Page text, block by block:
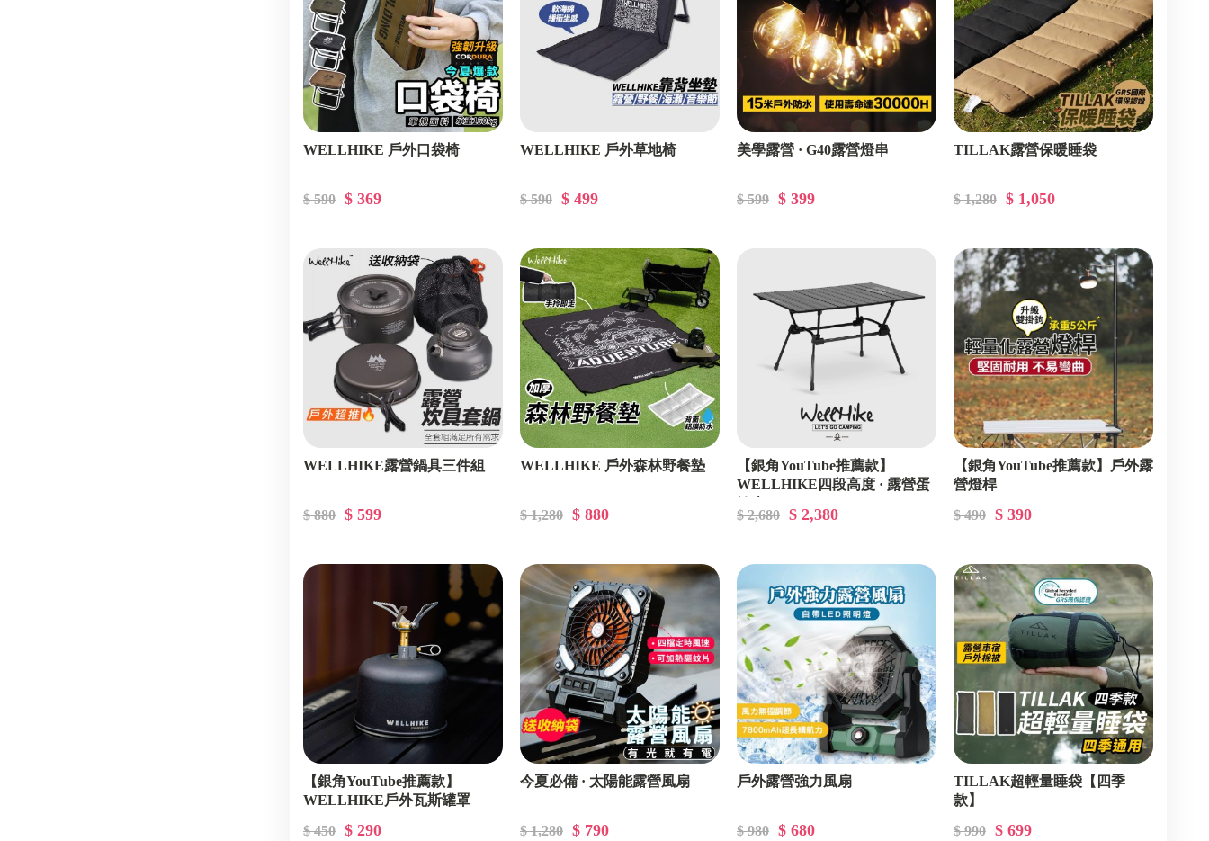
WELLHIKE 戶外口袋椅
$ 590 $ 369
WELLHIKE 戶外草地椅
$ 590 $ 499
美學露營 · G40露營燈串
$ 599 $ 399
TILLAK露營保暖睡袋
$ 1,280 $ 1,050
WELLHIKE露營鍋具三件組
$ 880 $ 599
WELLHIKE 戶外森林野餐墊
$ 1,280 $ 880
【銀角YouTube推薦款】
WELLHIKE四段高度 · 露營蛋
$ 2,680 $ 2,380
【銀角YouTube推薦款】戶外露
營燈桿
$ 490 $ 390
【銀角YouTube推薦款】
WELLHIKE戶外瓦斯罐罩
$ 450 $ 290
今夏必備 · 太陽能露營風扇
$ 1,280 $ 790
戶外露營強力風扇
$ 980 $ 680
TILLAK超輕量睡袋【四季
款】
$ 990 $ 699